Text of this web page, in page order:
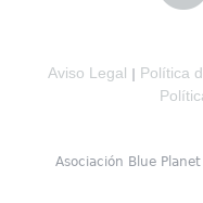
Aviso Legal Política
Asociación Blue